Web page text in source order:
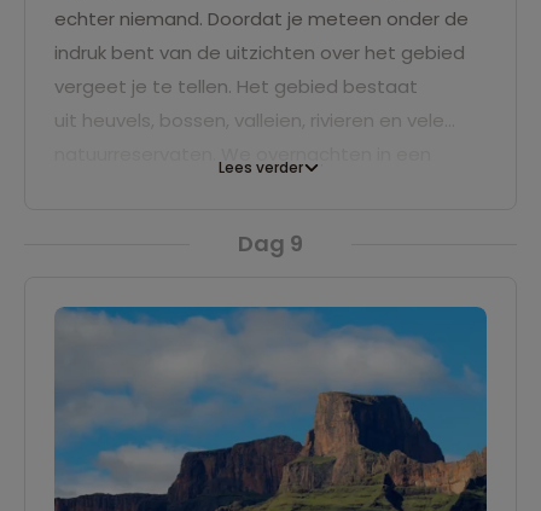
echter niemand. Doordat je meteen onder de
indruk bent van de uitzichten over het gebied
vergeet je te tellen. Het gebied bestaat
uit heuvels, bossen, valleien, rivieren en vele
zijn verantwoordelijk voor het bereiden van
beschermen hun familie en land, worden krijger,
maken beslissingen en ontvangen gasten.
Lees verder
Dag 9